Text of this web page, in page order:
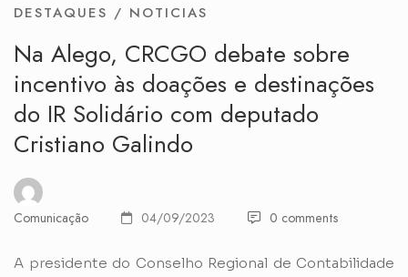
DESTAQUES / NOTICIAS
Na Alego, CRCGO debate sobre
incentivo às doações e destinações
do IR Solidário com deputado
Cristiano Galindo
Comunicação 04/09/2023 0 comments
A presidente do Conselho Regional de Contabilidade